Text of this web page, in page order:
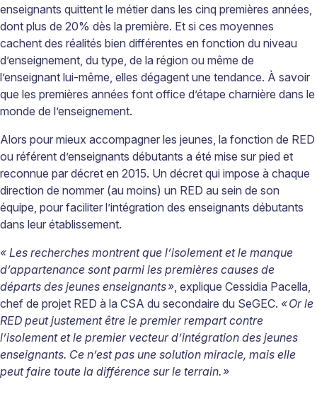
enseignants quittent le métier dans les cinq premières années,
dont plus de 20% dès la première. Et si ces moyennes
cachent des réalités bien différentes en fonction du niveau
d’enseignement, du type, de la région ou même de
l’enseignant lui-même, elles dégagent une tendance. À savoir
que les premières années font office d’étape charnière dans le
monde de l’enseignement.
Alors pour mieux accompagner les jeunes, la fonction de RED
ou référent d’enseignants débutants a été mise sur pied et
reconnue par décret en 2015. Un décret qui impose à chaque
direction de nommer (au moins) un RED au sein de son
équipe, pour faciliter l’intégration des enseignants débutants
dans leur établissement.
« Les recherches montrent que l’isolement et le manque
d’appartenance sont parmi les premières causes de
départs des jeunes enseignants », explique Cessidia Pacella,
chef de projet RED à la CSA du secondaire du SeGEC. «Or le
RED peut justement être le premier rempart contre
l’isolement et le premier vecteur d’intégration des jeunes
enseignants. Ce n’est pas une solution miracle, mais elle
peut faire toute la différence sur le terrain.»